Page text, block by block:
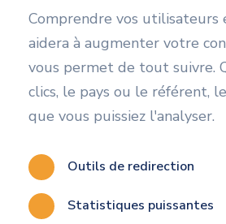
Comprendre vos utilisateurs
aidera à augmenter votre
vous permet de tout suivre.
clics, le pays ou le référent,
que vous puissiez l'analyser.
Outils de redirection
Statistiques puissantes